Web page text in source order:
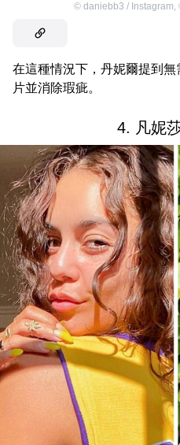
© daniebb3 / Instagram,
在這種情況下，丹妮爾提到
片並消除瑕疵。
4. 凡妮